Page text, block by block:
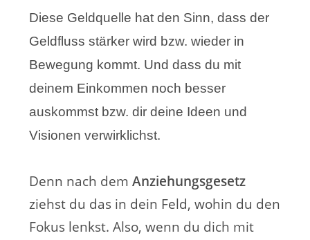
Diese Geldquelle hat den Sinn, dass der
Geldfluss stärker wird bzw. wieder in
Bewegung kommt. Und dass du mit
deinem Einkommen noch besser
auskommst bzw. dir deine Ideen und
Visionen verwirklichst.
Denn nach demAnziehungsgesetz
ziehst du das in dein Feld, wohin du den
Fokus lenkst. Also, wenn du dich mit